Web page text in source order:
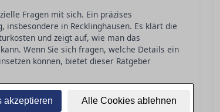
akzeptieren Alle Cookies ablehnen
Fragen mit sich. Ein präzises
in Recklinghausen. Es klärt die
und zeigt auf, wie man das
Wenn Sie sich fragen, welche Details ein
können, bietet dieser Ratgeber
Schadensregulierung. In in
Unfalls, den beteiligten Fahrzeugen und